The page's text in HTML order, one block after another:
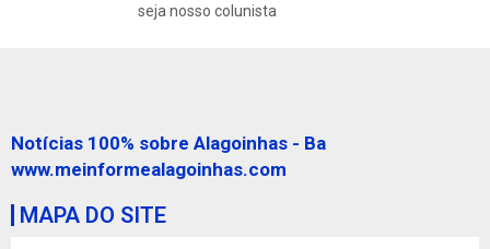
seja nosso colunista
Notícias 100% sobre Alagoinhas - Ba
www.meinformealagoinhas.com
MAPA DO SITE